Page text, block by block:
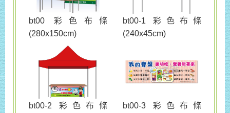
bt00 彩色布條
(280x150cm)
bt00-1 彩色布條
(240x45cm)
bt00-2 彩色布條
bt00-3 彩色布條